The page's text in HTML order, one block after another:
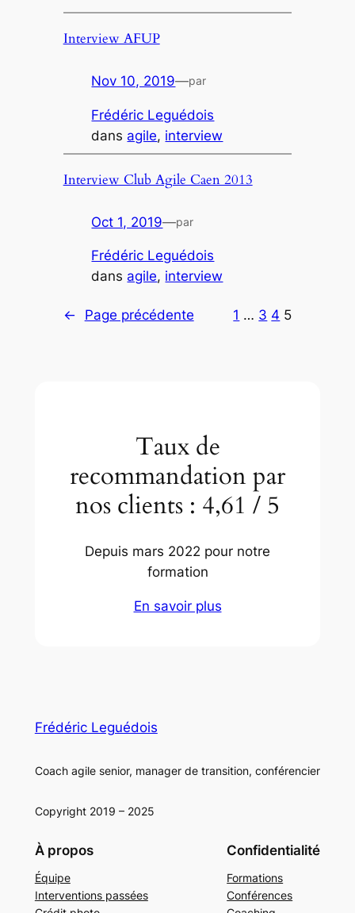
Interview AFUP
Nov 10, 2019—par
Frédéric Leguédois
dans agile, interview
Interview Club Agile Caen 2013
Oct 1, 2019—par
Frédéric Leguédois
dans agile, interview
← Page précédente 1 … 3 4 5
Taux de
recommandation par
nos clients : 4,61 / 5
Depuis mars 2022 pour notre
formation
En savoir plus
Frédéric Leguédois
Coach agile senior, manager de transition, conférencier
Copyright 2019 – 2025
À propos
Équipe
Interventions passées
Confidentialité
Formations
Conférences